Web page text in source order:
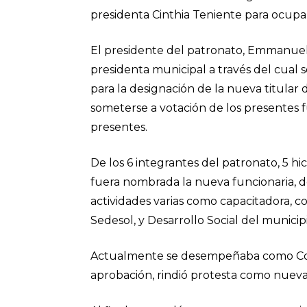
presidenta Cinthia Teniente para
El presidente del patronato,
presidenta municipal a través del cual
para la designación de la nueva titular
someterse a votación de los
presentes.
De los 6 integrantes del patronato, 5
fuera nombrada la nueva funcionaria,
actividades varias como capacitadora,
Sedesol, y Desarrollo Social del
Actualmente se desempeñaba como
aprobación, rindió protesta como